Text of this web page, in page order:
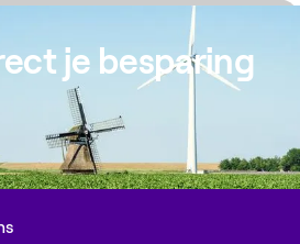
je besparing